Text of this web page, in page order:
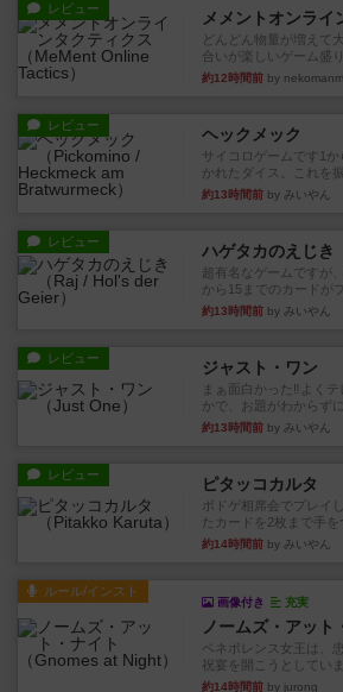
レビュー メメントオンライ
どんどん物量が増えて
合いが楽しいゲーム盛り
約12時間前 by
レビュー ヘックメック
サイコロゲームです1
かれたダイス。これを振
約13時間前 by みいやん
レビュー ハゲタカのえじき
超有名なゲームですが
から15までのカードがプ
約13時間前 by みいやん
レビュー ジャスト・ワン
まぁ面白かった‼️よく
かで、お題がわからずに
約13時間前 by みいやん
レビュー ピタッコカルタ
ボドゲ相席会でプレイ
たカードを2枚まで手を
約14時間前 by みいやん
ルール/インスト
画像付き 充実
ノームズ・アット
ベネボレンス女王は、
祝宴を開こうとしていま
約14時間前 by jurong